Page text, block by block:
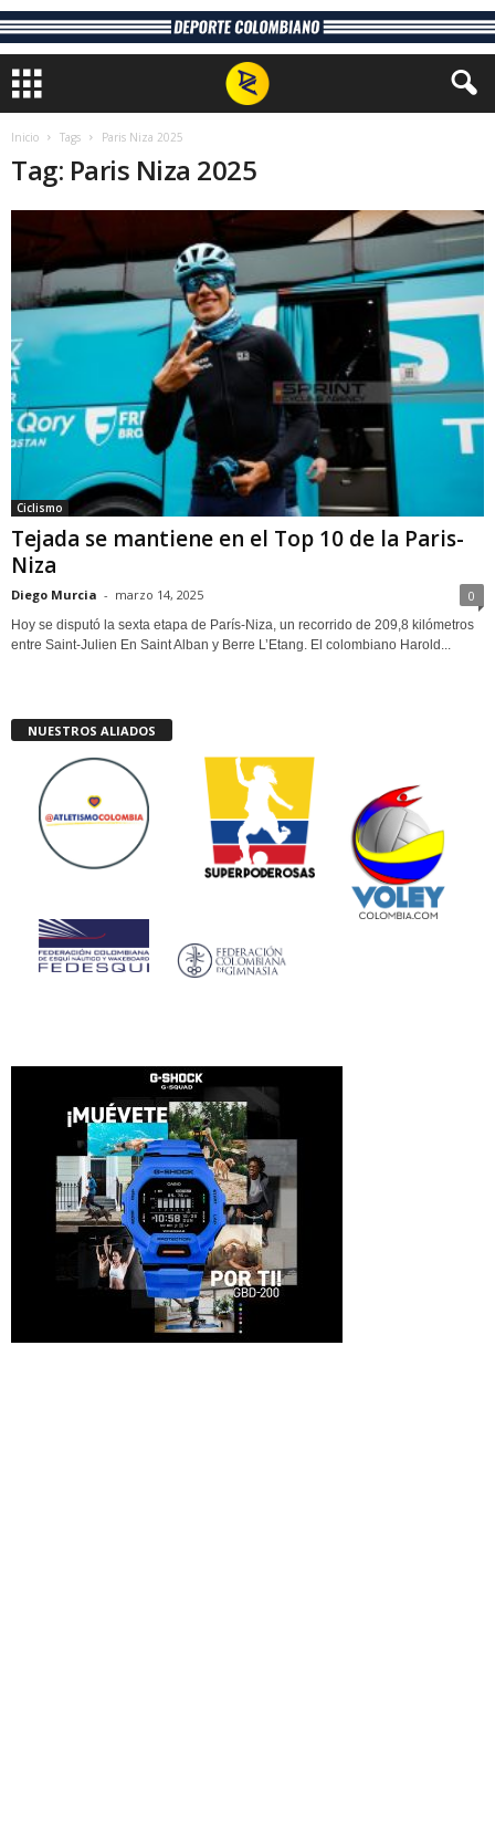
Inicio Tags Paris Niza 2025
Tag: Paris Niza 2025
Ciclismo
Tejada se mantiene en el Top 10 de la Paris-
Niza
Diego Murcia - marzo 14, 2025 0
Hoy se disputó la sexta etapa de París-Niza, un recorrido de 209,8 kilómetros
entre Saint-Julien En Saint Alban y Berre L’Etang. El colombiano Harold...
NUESTROS ALIADOS